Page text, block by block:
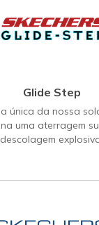
Glide Step
única da nossa
uma aterragem
descolagem